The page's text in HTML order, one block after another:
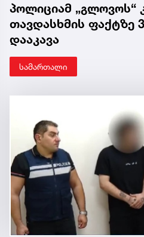
პოლიციამ „გლოვოს“
თავდასხმის ფაქტზე
დააკავა
სამართალი